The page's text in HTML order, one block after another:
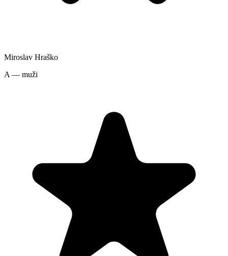
Miroslav Hraško
A — muži